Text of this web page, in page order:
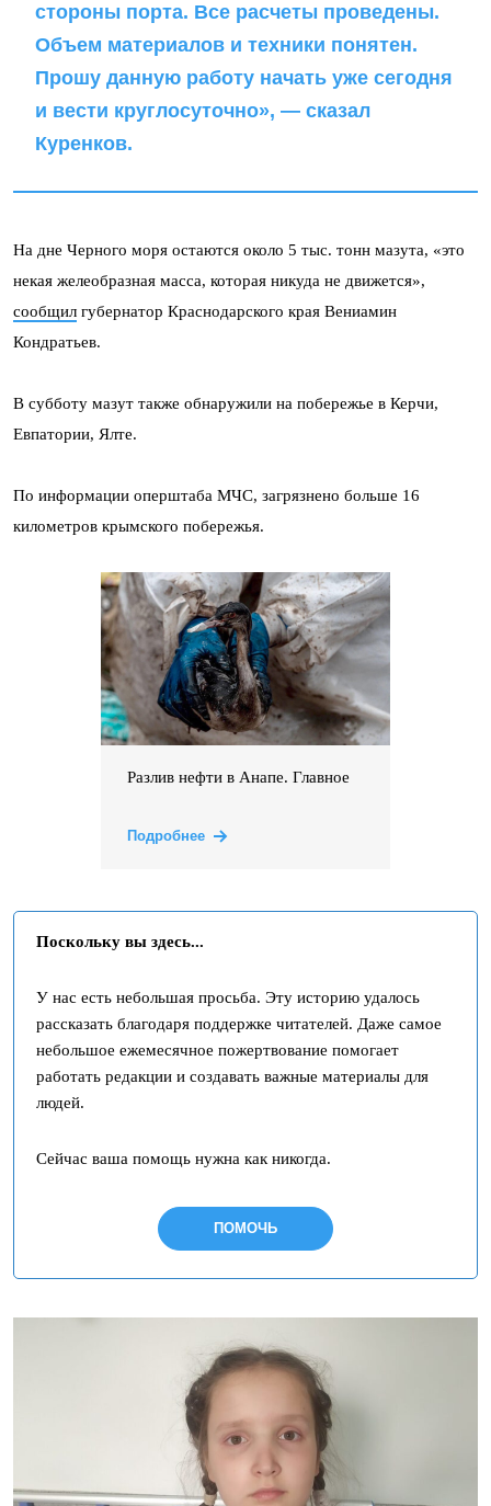
стороны порта. Все расчеты проведены.
Объем материалов и техники понятен.
Прошу данную работу начать уже сегодня
и вести круглосуточно», — сказал
Куренков.
На дне Черного моря остаются около 5 тыс. тонн мазута, «это
некая желеобразная масса, которая никуда не движется»,
сообщил губернатор Краснодарского края Вениамин
Кондратьев.
В субботу мазут также обнаружили на побережье в Керчи,
Евпатории, Ялте.
По информации оперштаба МЧС, загрязнено больше 16
километров крымского побережья.
Разлив нефти в Анапе. Главное
Подробнее
Поскольку вы здесь...
У нас есть небольшая просьба. Эту историю удалось
рассказать благодаря поддержке читателей. Даже самое
небольшое ежемесячное пожертвование помогает
работать редакции и создавать важные материалы для
людей.
Сейчас ваша помощь нужна как никогда.
ПОМОЧЬ